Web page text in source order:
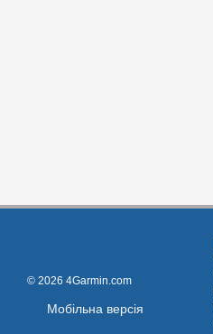
© 2026 4Garmin.com
Мобільна версія